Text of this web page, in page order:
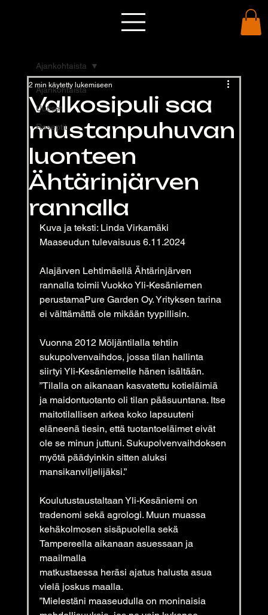
Ajankohtaista
Uutiset
Reseptit
Ajankohtaista
Valkosipuli saa
mustanpuhuvan
luonteen
Ähtärinjärven
rannalla
2 min käytetty lukemiseen
Kuva ja teksti: Linda Virkamäki
Maaseudun tulevaisuus 6.11.2024
Alajärven Lehtimäellä Ähtärinjärven
rannalla toimii Vuokko Yli-Kesäniemen
perustamaPure Garden Oy. Yrityksen tarina
ei välttämättä ole mikään tyypillisin.
Vuonna 2012 Möljäntilalla tehtiin
sukupolvenvaihdos, jossa tilan hallinta
siirtyi Yli-Kesäniemelle hänen isältään.
”Tilalla on aikanaan kasvatettu kotieläimiä
ja maidontuotanto oli tilan pääsuuntana. Itse
maitotilallisen arkea koko lapsuuteni
eläneenä tiesin, että tuotantoeläimet eivät
ole se minun juttuni. Sukupolvenvaihdoksen
myötä päädyinkin sitten aluksi
mansikanviljelijäksi.”
Koulutustaustaltaan Yli-Kesäniemi on
tradenomi sekä agrologi. Muun muassa
kehäkolmosen sisäpuolella sekä
Tampereella aikanaan asuessaan ja
maailmalla
matkustaessa heräsi ajatus halusta asua
vielä joskus maalla.
”Mielestäni maaseudulla on moninaisia